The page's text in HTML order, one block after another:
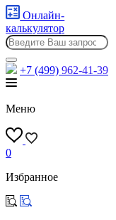
Онлайн-
калькулятор
+7 (499) 962-41-39
Меню
0
Избранное